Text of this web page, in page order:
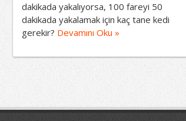
dakikada yakalıyorsa, 100 fareyi 50
dakikada yakalamak için kaç tane kedi
gerekir? Devamını Oku »